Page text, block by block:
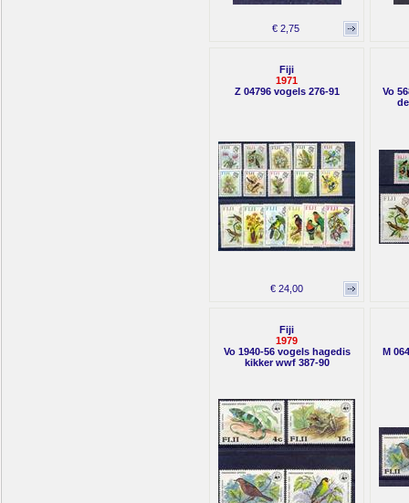
€ 2,75
Fiji
1971
Z 04796 vogels 276-91
€ 24,00
Vo
Fiji
1979
Vo 1940-56 vogels hagedis
kikker wwf 387-90
M